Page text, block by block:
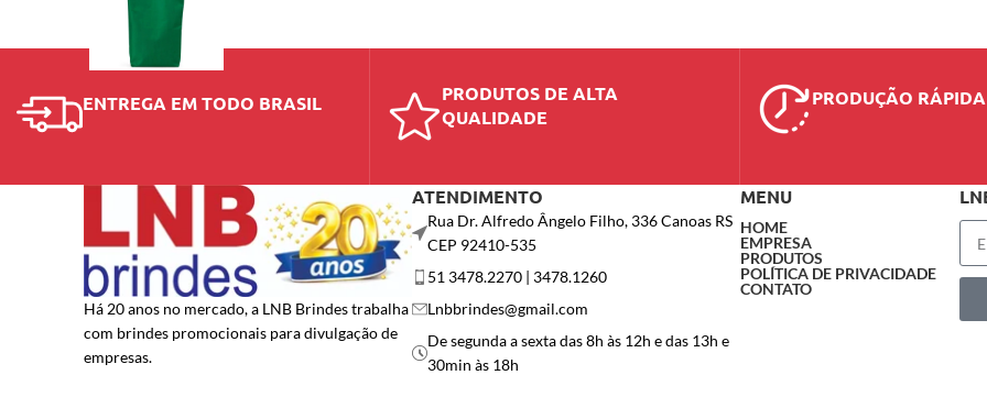
ENTREGA EM TODO BRASIL
PRODUTOS DE ALTA
QUALIDADE
PRODUÇÃO RÁPIDA
Há 20 anos no mercado, a LNB Brindes trabalha
com brindes promocionais para divulgação de
empresas.
ATENDIMENTO
Rua Dr. Alfredo Ângelo Filho, 336 Canoas RS
CEP 92410-535
51 3478.2270 | 3478.1260
Lnbbrindes@gmail.com
De segunda a sexta das 8h às 12h e das 13h e
30min às 18h
MENU
HOME
EMPRESA
PRODUTOS
POLÍTICA DE PRIVACIDADE
CONTATO